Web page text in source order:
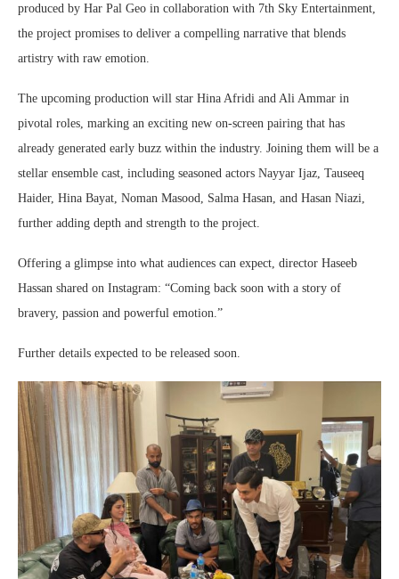
produced by Har Pal Geo in collaboration with 7th Sky Entertainment,
the project promises to deliver a compelling narrative that blends
artistry with raw emotion.
The upcoming production will star Hina Afridi and Ali Ammar in
pivotal roles, marking an exciting new on-screen pairing that has
already generated early buzz within the industry. Joining them will be a
stellar ensemble cast, including seasoned actors Nayyar Ijaz, Tauseeq
Haider, Hina Bayat, Noman Masood, Salma Hasan, and Hasan Niazi,
further adding depth and strength to the project.
Offering a glimpse into what audiences can expect, director Haseeb
Hassan shared on Instagram: “Coming back soon with a story of
bravery, passion and powerful emotion.”
Further details expected to be released soon.